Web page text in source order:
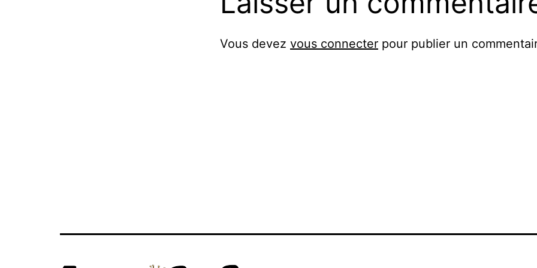
Vous devez vous connecter pour publier un